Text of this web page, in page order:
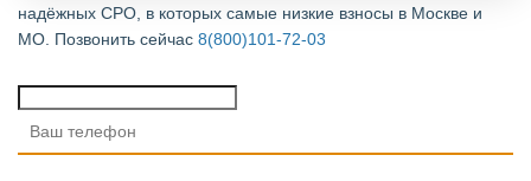
надёжных СРО, в которых самые низкие взносы в Москве и
МО. Позвонить сейчас 8(800)101-72-03